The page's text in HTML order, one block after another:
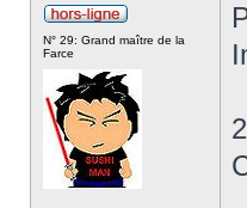
N° 29: Grand maître de la
Farce